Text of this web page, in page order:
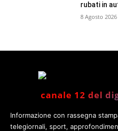
rubati in
8 Agosto 2026
canale 12 del
Informazione con rassegna
telegiornali, sport,